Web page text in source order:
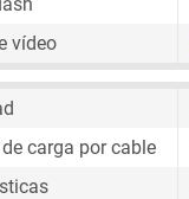
vídeo
carga por cable